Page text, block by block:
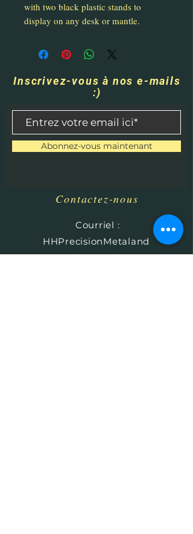
with two black plastic stands to
display on any desk or mantle.
Inscrivez-vous à nos e-mails
:)
Abonnez-vous maintenant
Contactez-nous
Courriel :
HHPrecisionMetaland
Wood@gmail.com